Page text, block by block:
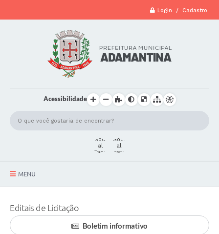
Login / Cadastro
Acessibilidade
MENU
Secretarias
Editais de Licitação
Boletim informativo